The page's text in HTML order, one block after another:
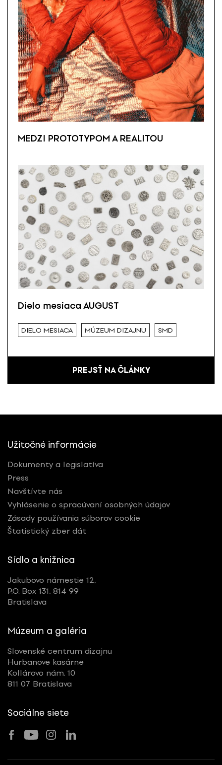
MEDZI PROTOTYPOM A REALITOU
Dielo mesiaca AUGUST
DIELO MESIACA MÚZEUM DIZAJNU SMD
PREJSŤ NA ČLÁNKY
Užitočné informácie
Dokumenty a legislatíva
Press
Navštívte nás
Vyhlásenie o spracúvaní osobných údajov
Zásady používania súborov cookie
Štatistický zber dát
Sídlo a knižnica
Jakubovo námestie 12,
P.O. Box 131, 814 99
Bratislava
Múzeum a galéria
Slovenské centrum dizajnu
Hurbanove kasárne
Kollárovo nám. 10
811 07 Bratislava
Sociálne siete